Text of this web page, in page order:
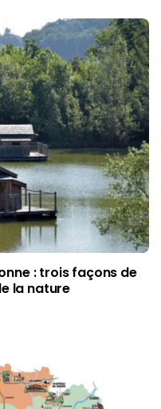
: trois façons de
la nature